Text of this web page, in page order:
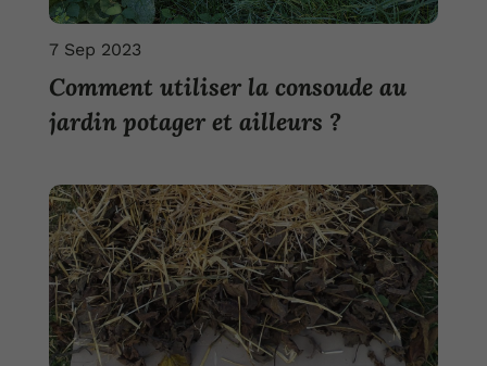
Comment utiliser la consoude au
jardin potager et ailleurs ?
7 Sep 2023